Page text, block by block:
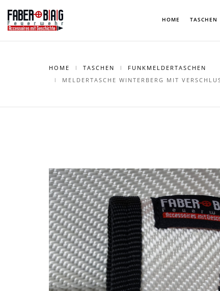
HOME TASCHEN
HOME TASCHEN
FUNKMELDERTASCHEN
MELDERTASCHE WINTERBERG MIT